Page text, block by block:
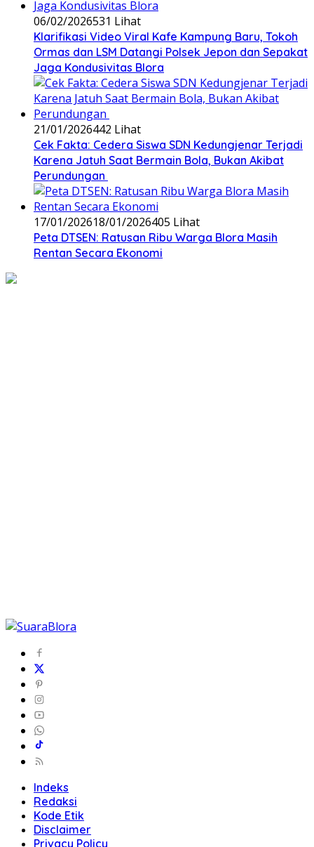
06/02/2026531 Lihat
‎Klarifikasi Video Viral Kafe Kampung Baru, Tokoh
Ormas dan LSM Datangi Polsek Jepon dan Sepakat
Jaga Kondusivitas Blora
21/01/2026442 Lihat
Cek Fakta: Cedera Siswa SDN Kedungjenar Terjadi
Karena Jatuh Saat Bermain Bola, Bukan Akibat
Perundungan ‎
17/01/202618/01/2026405 Lihat
‎Peta DTSEN: Ratusan Ribu Warga Blora Masih
Rentan Secara Ekonomi
Indeks
Redaksi
Kode Etik
Disclaimer
Privacy Policy